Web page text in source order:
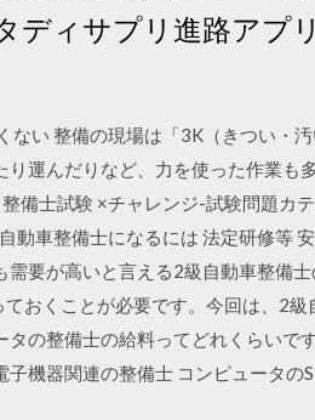
ディサプリ進路アプ
い 整備の現場は「3K（きつい・
運んだりなど、力を使った作業も
士試験 ×チャレンジ-試験問題カ
動車整備士になるには 法定研修等
要が高いと言える2級自動車整備
おくことが必要です。今回は、2
の整備士の給料ってどれくらいで
機器関連の整備士 コンピュータの